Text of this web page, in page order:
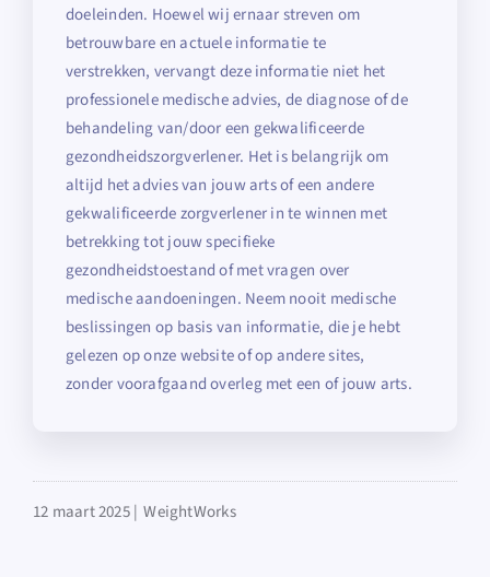
doeleinden. Hoewel wij ernaar streven om
betrouwbare en actuele informatie te
verstrekken, vervangt deze informatie niet het
professionele medische advies, de diagnose of de
behandeling van/door een gekwalificeerde
gezondheidszorgverlener. Het is belangrijk om
altijd het advies van jouw arts of een andere
gekwalificeerde zorgverlener in te winnen met
betrekking tot jouw specifieke
gezondheidstoestand of met vragen over
medische aandoeningen. Neem nooit medische
beslissingen op basis van informatie, die je hebt
gelezen op onze website of op andere sites,
zonder voorafgaand overleg met een of jouw arts.
12 maart 2025 | WeightWorks